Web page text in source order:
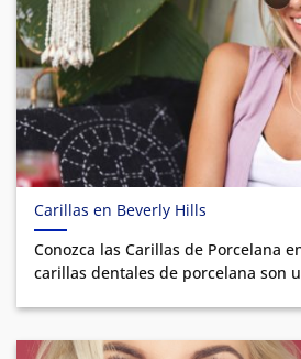
Carillas en Beverly Hills
Conozca las Carillas de Porcelana
carillas dentales de porcelana son